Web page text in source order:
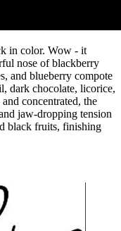
in color. Wow - it
nose of blackberry
and blueberry compote
dark chocolate, licorice,
concentrated, the
jaw-dropping tension
black fruits, finishing